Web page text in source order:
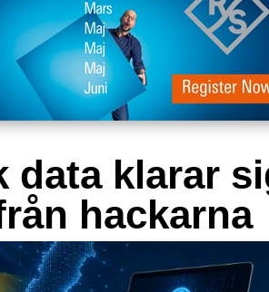
data klarar
hackarna